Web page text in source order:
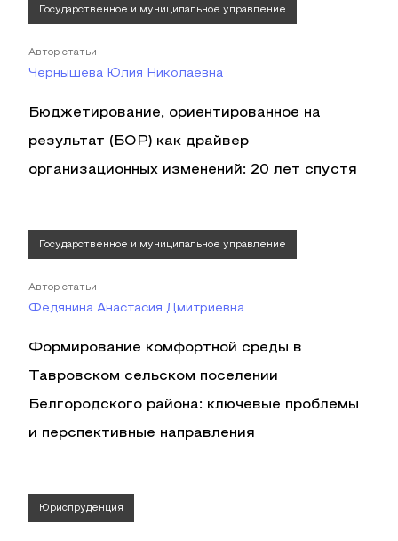
Государственное и муниципальное управление
Автор статьи
Чернышева Юлия Николаевна
Бюджетирование, ориентированное на
результат (БОР) как драйвер
организационных изменений: 20 лет спустя
Государственное и муниципальное управление
Автор статьи
Федянина Анастасия Дмитриевна
Формирование комфортной среды в
Тавровском сельском поселении
Белгородского района: ключевые проблемы
и перспективные направления
Юриспруденция